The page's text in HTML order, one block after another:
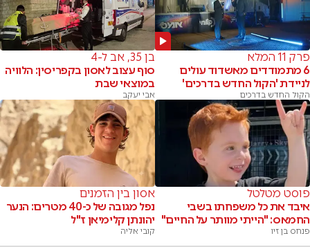
פרק 11 המלא
6 מתמודדים מאשדוד עולים
לניידת 'הקול החדש בדרכים'
הקול החדש בדרכים
בן 35, אב ל-4
סוף עצוב לאסון בקפריסין: הלוויה
במוצאי שבת
אבי יעקב
פוסט מטלטל
איבד את כל משפחתו בשבי
החמאס: "הייתי מוותר על החיים"
פנחס בן זיו
אסון בין הזמנים
נפל מגובה של כ-40 מטרים: הנער
יהונתן קלימיאן ז"ל
קובי אליה